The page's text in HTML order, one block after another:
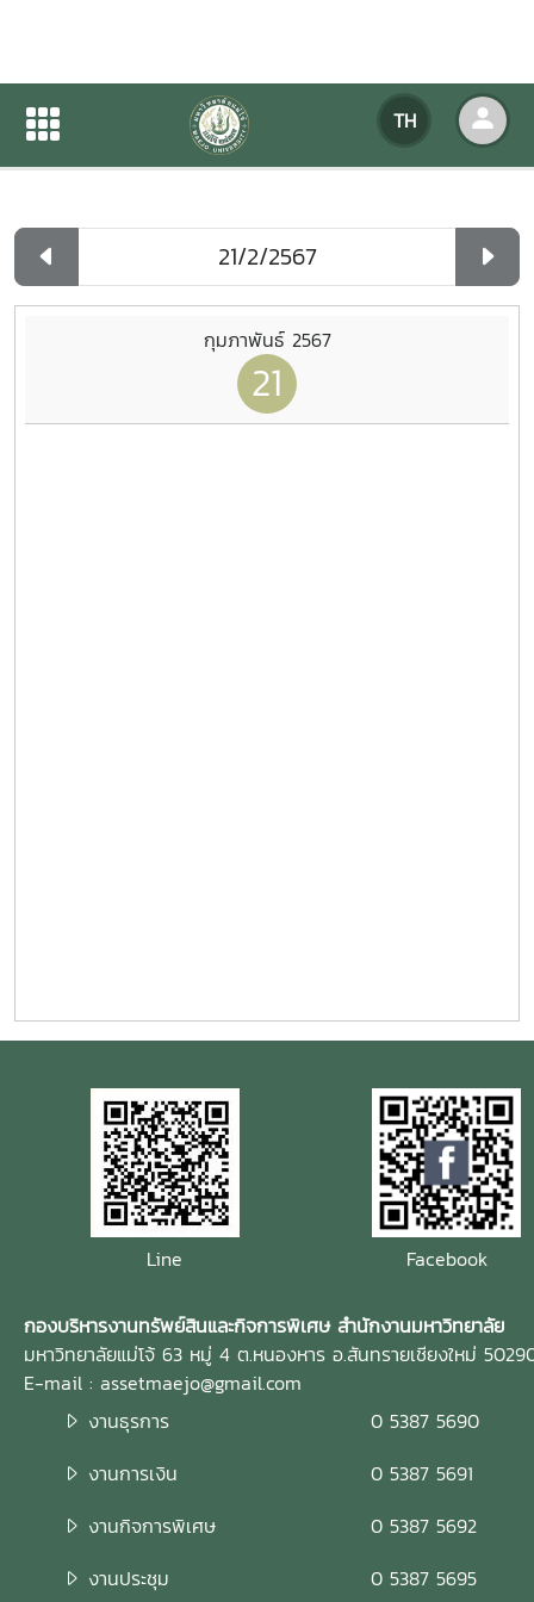
TH
ปฏิทินกิจกรรมของหน่วยงาน
ปฏิทินกิจกรรมของหน่วยงาน
กุมภาพันธ์ 2567
21
Line Facebook
กองบริหารงานทรัพย์สินและกิจการพิเศษ สำนักงานมหาวิทยาลัย
มหาวิทยาลัยแม่โจ้ 63 หมู่ 4 ต.หนองหาร อ.สันทรายเชียงใหม่
E-mail : assetmaejo@gmail.com
งานธุรการ
0 5387 5690
งานการเงิน
0 5387 5691
งานกิจการพิเศษ
0 5387 5692
งานประชุม
0 5387 5695